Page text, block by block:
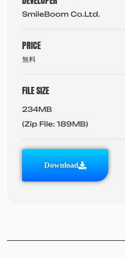
SmileBoom Co.Ltd.
PRICE
無料
FILE SIZE
234MB
(Zip File: 189MB)
Download